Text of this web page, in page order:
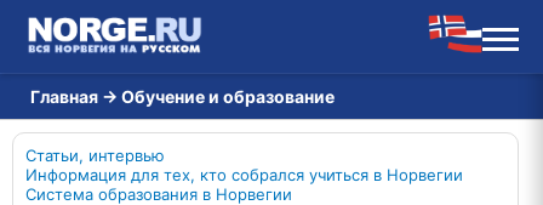
Главная → Обучение и образование
Статьи, интервью
Информация для тех, кто собрался учиться в Норвегии
Система образования в Норвегии